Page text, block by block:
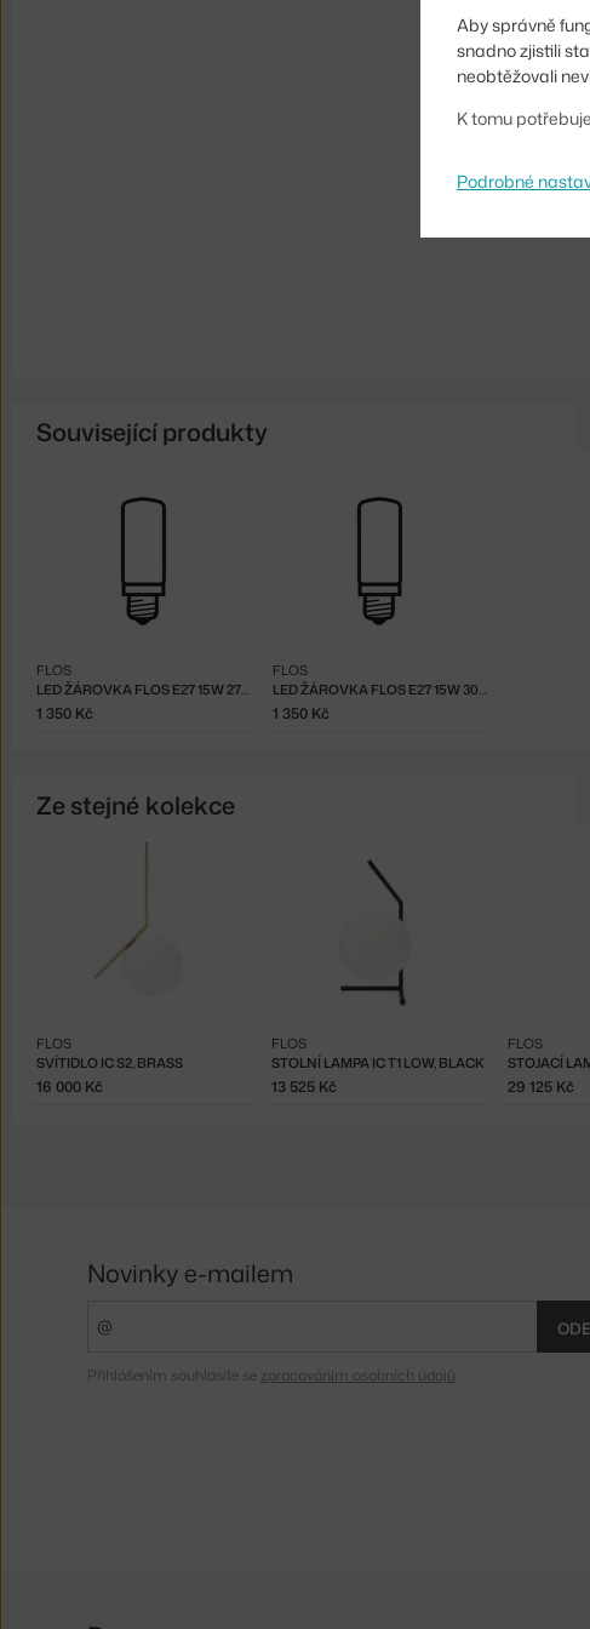
Související produkty
LED ŽÁROVKA FLOS E27 15W 2700K
FLOS
1 350 Kč
LED ŽÁROVKA FLOS E27 15W 3000K
FLOS
1 350 Kč
Ze stejné kolekce
SVÍTIDLO IC S2, BRASS
FLOS
16 000 Kč
STOLNÍ LAMPA IC T1 LOW, BLACK
FLOS
13 525 Kč
STOJACÍ
FLOS
29 125 Kč
Aby správně
snadno zjistili
neobtěžovali
K tomu
Podrobné
Novinky e-mailem
Přihlášením souhlasíte se zpracováním osobních údajů